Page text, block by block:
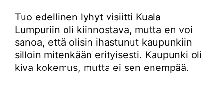
Tuo edellinen lyhyt visiitti Kuala
Lumpuriin oli kiinnostava, mutta en voi
sanoa, että olisin ihastunut kaupunkiin
silloin mitenkään erityisesti. Kaupunki oli
kiva kokemus, mutta ei sen enempää.